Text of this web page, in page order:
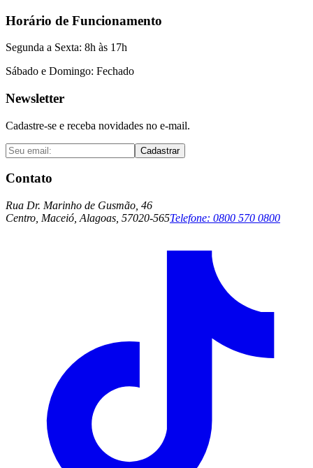
Horário de Funcionamento
Segunda a Sexta: 8h às 17h
Sábado e Domingo: Fechado
Newsletter
Cadastre-se e receba novidades no e-mail.
Cadastrar
Contato
Rua Dr. Marinho de Gusmão, 46
Centro, Maceió, Alagoas, 57020-565Telefone: 0800 570 0800